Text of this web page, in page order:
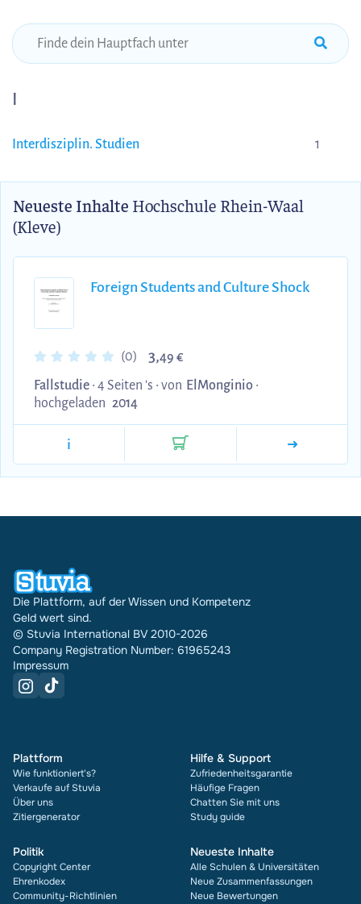
I
Interdisziplin. Studien 1
Neueste Inhalte Hochschule Rhein-Waal
(Kleve)
Foreign Students and Culture Shock
(0) 3,49 €
Fallstudie • 4 Seiten 's • von ElMonginio •
hochgeladen 2014
i
Die Plattform, auf der Wissen und Kompetenz
Geld wert sind.
© Stuvia International BV 2010-2026
Company Registration Number: 61965243
Impressum
Plattform
Wie funktioniert's?
Verkaufe auf Stuvia
Über uns
Zitiergenerator
Hilfe & Support
Zufriedenheitsgarantie
Häufige Fragen
Chatten Sie mit uns
Study guide
Politik
Copyright Center
Ehrenkodex
Community-Richtlinien
Neueste Inhalte
Alle Schulen & Universitäten
Neue Zusammenfassungen
Neue Bewertungen